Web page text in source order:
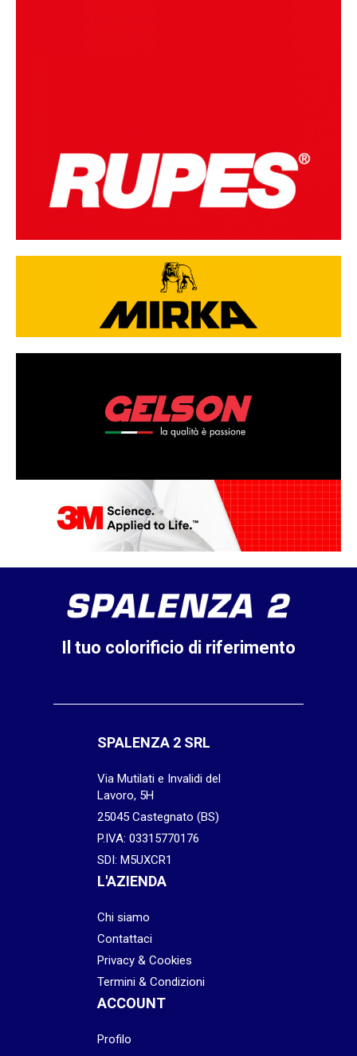
Il tuo colorificio di riferimento
SPALENZA 2 SRL
Via Mutilati e Invalidi del
Lavoro, 5H
25045 Castegnato (BS)
P.IVA: 03315770176
SDI: M5UXCR1
L'AZIENDA
Chi siamo
Contattaci
Privacy & Cookies
Termini & Condizioni
ACCOUNT
Profilo